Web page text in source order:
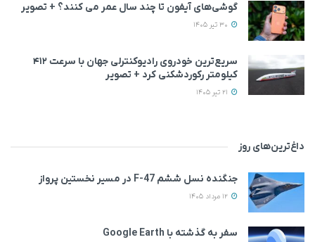
گوشی‌های آیفون تا چند سال عمر می‌ کنند؟ + تصویر
سریع‌ترین خودروی رادیوکنترلی جهان با سرعت ۴۱۲
کیلومتر رکوردشکنی کرد + تصویر
داغ‌ترین‌های روز
جنگنده نسل ششم F-47 در مسیر نخستین پرواز
سفر به گذشته با Google Earth